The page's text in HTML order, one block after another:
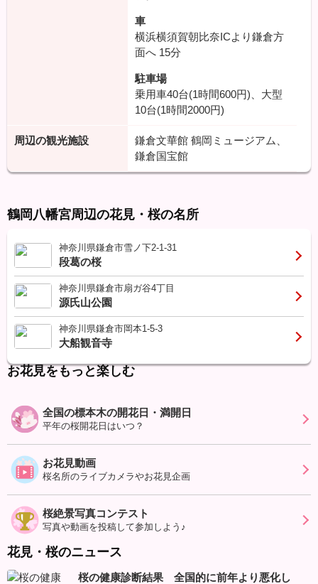
車
横浜横須賀朝比奈ICより鎌倉方
面へ 15分
駐車場
乗用車40台(1時間600円)、大型
10台(1時間2000円)
周辺の観光施設
鎌倉文華館 鶴岡ミュージアム、
鎌倉国宝館
鶴岡八幡宮周辺の花見・桜の名所
神奈川県鎌倉市雪ノ下2-1-31
段葛の桜
神奈川県鎌倉市扇ガ谷4丁目
源氏山公園
神奈川県鎌倉市岡本1-5-3
大船観音寺
お花見をもっと楽しむ
全国の標本木の開花日・満開日
平年の桜開花日はいつ？
お花見動画
桜名所のライブカメラやお花見企画
桜絶景写真コンテスト
写真や動画を投稿して参加しよう♪
花見・桜のニュース
桜の健康診断結果 全国的に前年より悪化し